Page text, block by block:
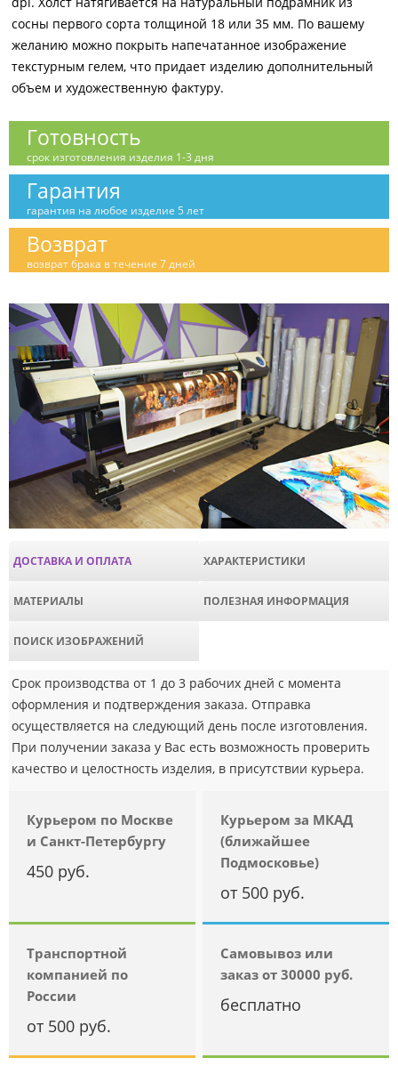
сосны первого сорта толщиной 18 или 35 мм. По вашему
желанию можно покрыть напечатанное изображение
текстурным гелем, что придает изделию дополнительный
объем и художественную фактуру.
Готовность
срок изготовления изделия 1-3 дня
Гарантия
гарантия на любое изделие 5 лет
Возврат
возврат брака в течение 7 дней
ДОСТАВКА И ОПЛАТА ХАРАКТЕРИСТИКИ
МАТЕРИАЛЫ ПОЛЕЗНАЯ ИНФОРМАЦИЯ
ПОИСК ИЗОБРАЖЕНИЙ
Срок производства от 1 до 3 рабочих дней с момента
оформления и подтверждения заказа. Отправка
осуществляется на следующий день после изготовления.
При получении заказа у Вас есть возможность проверить
качество и целостность изделия, в присутствии курьера.
Курьером по Москве
и Санкт-Петербургу
450 руб.
Курьером за МКАД
(ближайшее
Подмосковье)
от 500 руб.
Транспортной
компанией по
России
от 500 руб.
Самовывоз или
заказ от 30000 руб.
бесплатно